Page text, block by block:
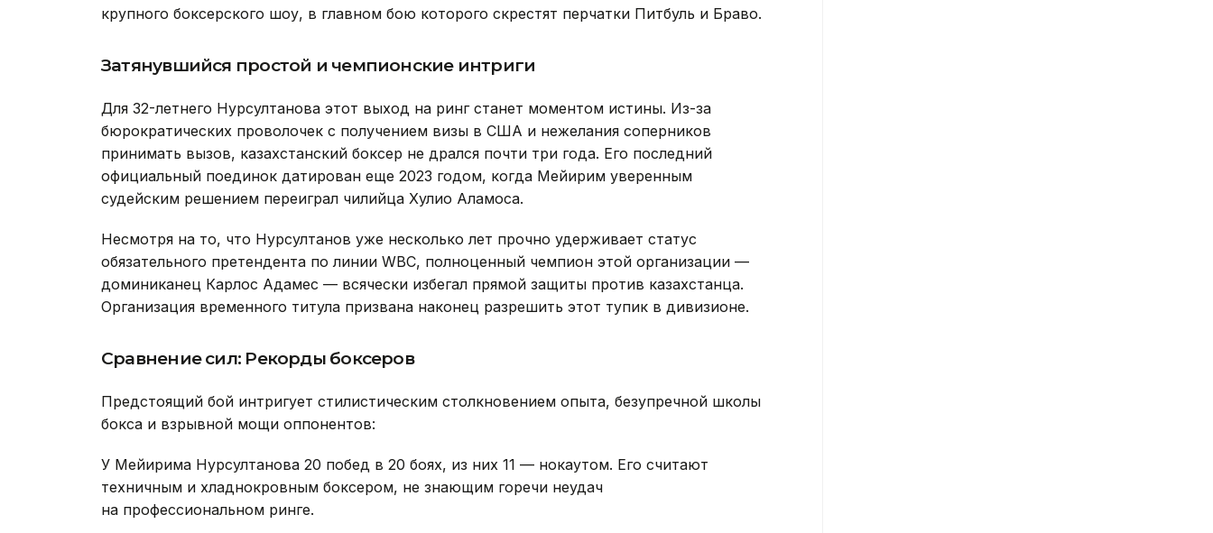
крупного боксерского шоу, в главном бою которого скрестят перчатки Питбуль и Браво.
Затянувшийся простой и чемпионские интриги
Для 32-летнего Нурсултанова этот выход на ринг станет моментом истины. Из-за
бюрократических проволочек с получением визы в США и нежелания соперников
принимать вызов, казахстанский боксер не дрался почти три года. Его последний
официальный поединок датирован еще 2023 годом, когда Мейирим уверенным
судейским решением переиграл чилийца Хулио Аламоса.
Несмотря на то, что Нурсултанов уже несколько лет прочно удерживает статус
обязательного претендента по линии WBC, полноценный чемпион этой организации —
доминиканец Карлос Адамес — всячески избегал прямой защиты против казахстанца.
Организация временного титула призвана наконец разрешить этот тупик в дивизионе.
Сравнение сил: Рекорды боксеров
Предстоящий бой интригует стилистическим столкновением опыта, безупречной школы
бокса и взрывной мощи оппонентов:
У Мейирима Нурсултанова 20 побед в 20 боях, из них 11 — нокаутом. Его считают
техничным и хладнокровным боксером, не знающим горечи неудач
на профессиональном ринге.